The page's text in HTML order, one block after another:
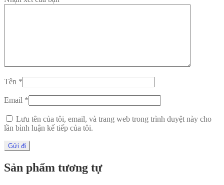
Tên *
Email *
Lưu tên của tôi, email, và trang web trong trình duyệt này cho
lần bình luận kế tiếp của tôi.
Sản phẩm tương tự